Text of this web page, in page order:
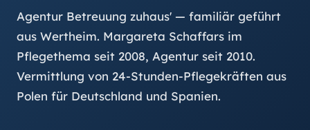
Agentur Betreuung zuhaus' — familiär geführt
aus Wertheim. Margareta Schaffars im
Pflegethema seit 2008, Agentur seit 2010.
Vermittlung von 24-Stunden-Pflegekräften aus
Polen für Deutschland und Spanien.